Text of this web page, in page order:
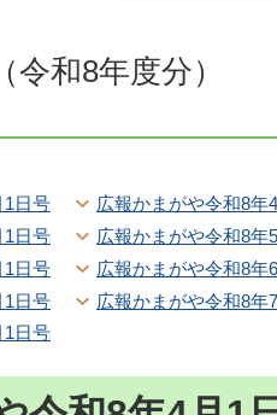
和8年度分）
1日号
広報かまがや令和8年
1日号
広報かまがや令和8年
1日号
広報かまがや令和8年
1日号
広報かまがや令和8年
1日号